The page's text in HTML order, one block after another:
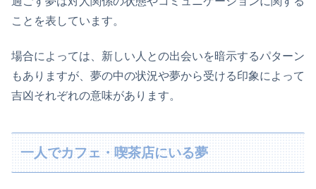
ことを表しています。
場合によっては、新しい人との出会いを暗示するパターン
もありますが、夢の中の状況や夢から受ける印象によって
吉凶それぞれの意味があります。
一人でカフェ・喫茶店にいる夢